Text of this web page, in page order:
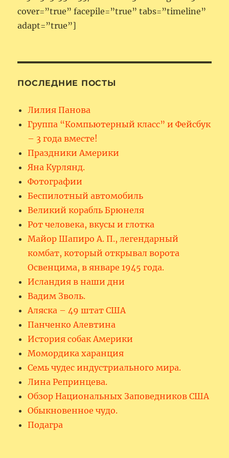
cover=”true” facepile=”true” tabs=”timeline”
adapt=”true”]
ПОСЛЕДНИЕ ПОСТЫ
Лилия Панова
Группа “Компьютерный класс” и Фейсбук
– 3 года вместе!
Праздники Америки
Яна Курлянд.
Фотографии
Беспилотный автомобиль
Великий корабль Брюнеля
Рот человека, вкусы и глотка
Майор Шапиро А. П., легендарный
комбат, который открывал ворота
Освенцима, в январе 1945 года.
Исландия в наши дни
Вадим Зволь.
Аляска – 49 штат США
Панченко Алевтина
История собак Америки
Момордика харанция
Семь чудес индустриального мира.
Лина Репринцева.
Обзор Национальных Заповедников США
Обыкновенное чудо.
Подагра